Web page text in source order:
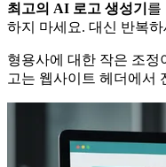
최고의 AI 로고 생성기 를
하지 마세요. 대신 반복하
형용사에 대한 작은 조
고는 웹사이트 헤더에서